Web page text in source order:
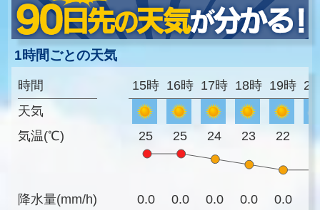
1時間ごとの天気
時間
天気
気温(℃)
降水量(mm/h)
15時 16時 17時 18時 19時
25 25 24 23 22
0.0 0.0 0.0 0.0 0.0